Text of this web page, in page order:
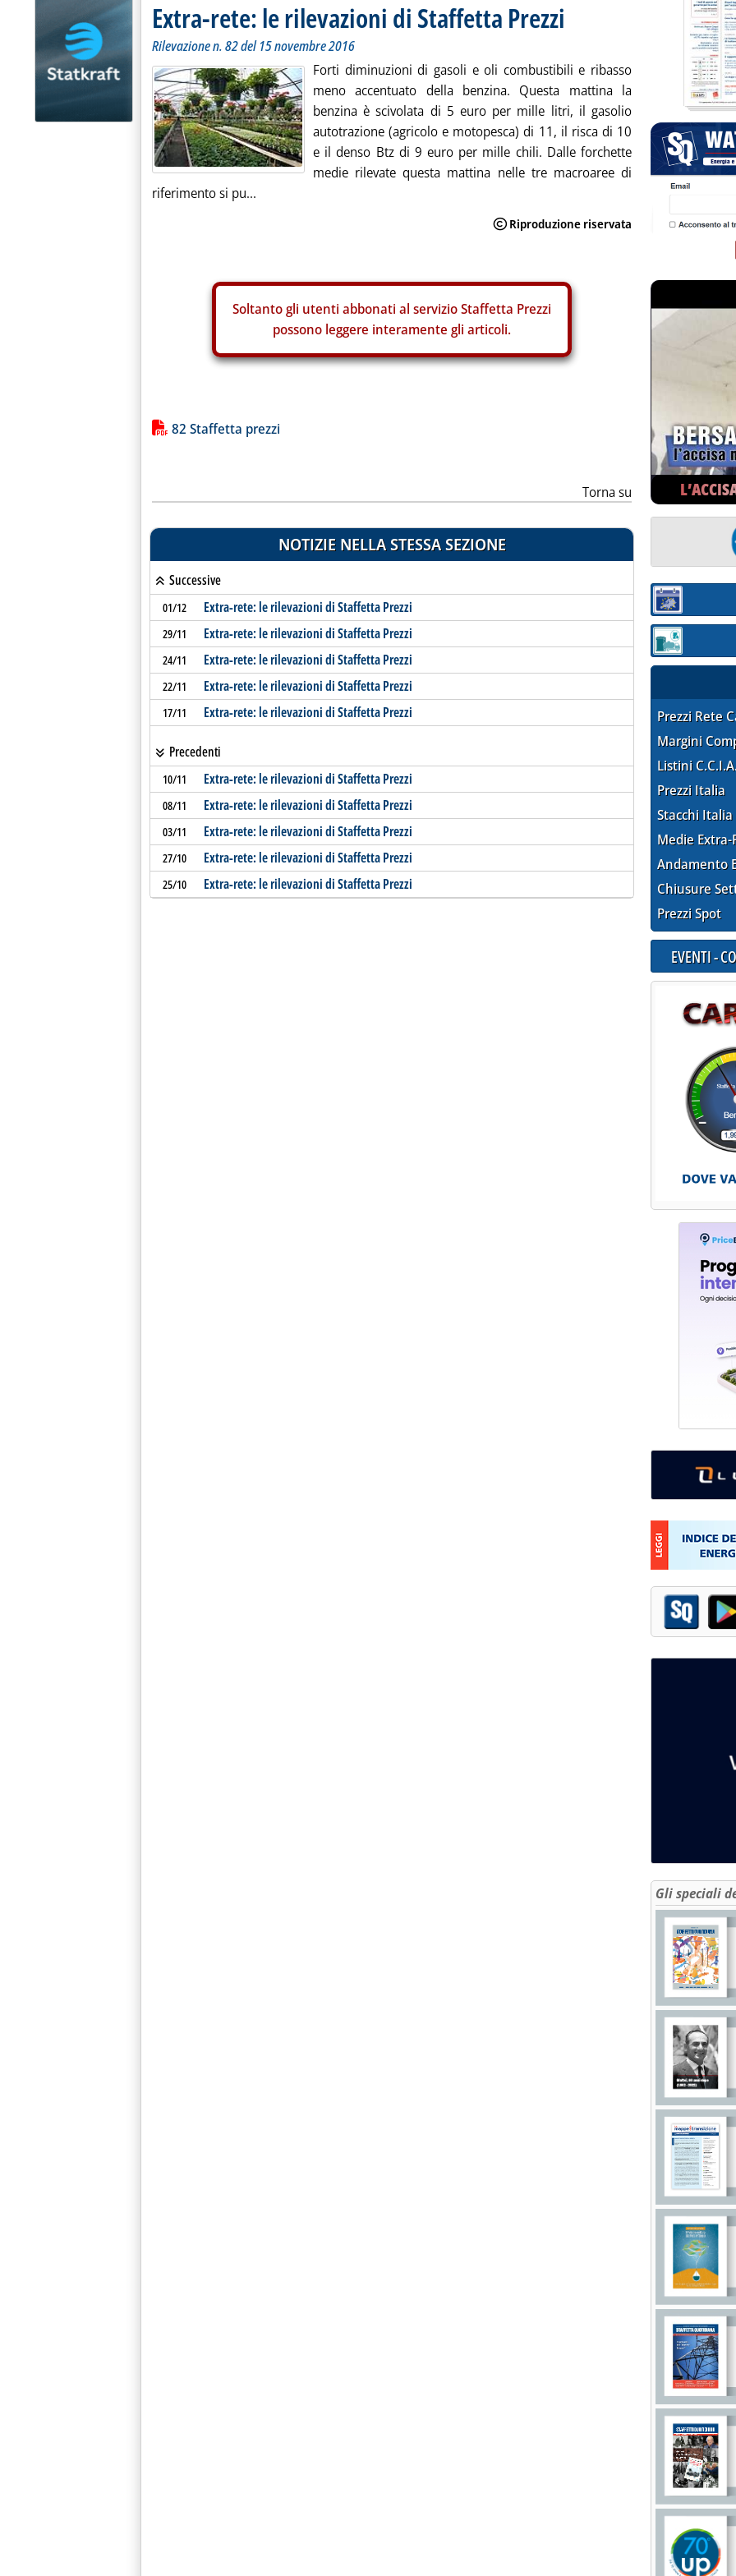
Extra-rete: le rilevazioni di Staffetta Prezzi
Rilevazione n. 82 del 15 novembre 2016
Forti diminuzioni di gasoli e oli combustibili e ribasso
meno accentuato della benzina. Questa mattina la
benzina è scivolata di 5 euro per mille litri, il gasolio
autotrazione (agricolo e motopesca) di 11, il risca di 10
e il denso Btz di 9 euro per mille chili. Dalle forchette
medie rilevate questa mattina nelle tre macroaree di
riferimento si pu...
Soltanto gli utenti abbonati al servizio Staffetta Prezzi
possono leggere interamente gli articoli.
Lista allegati PDF alla notizia
82 Staffetta prezzi
Torna su
NOTIZIE NELLA STESSA SEZIONE
Successive
01/12 Extra-rete: le rilevazioni di Staffetta Prezzi
29/11 Extra-rete: le rilevazioni di Staffetta Prezzi
24/11 Extra-rete: le rilevazioni di Staffetta Prezzi
22/11 Extra-rete: le rilevazioni di Staffetta Prezzi
17/11 Extra-rete: le rilevazioni di Staffetta Prezzi
Precedenti
10/11 Extra-rete: le rilevazioni di Staffetta Prezzi
08/11 Extra-rete: le rilevazioni di Staffetta Prezzi
03/11 Extra-rete: le rilevazioni di Staffetta Prezzi
27/10 Extra-rete: le rilevazioni di Staffetta Prezzi
25/10 Extra-rete: le rilevazioni di Staffetta Prezzi
Sezione:
Sezione:
Prezzi Rete
Margini
Listini
Prezzi Italia
Stacchi Italia
Medie Extra-
Andamento
Chiusure
Prezzi Spot
EVENTI -
Gli speciali